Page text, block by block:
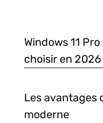
Windows 11
choisir en 2026
Les avantages
moderne